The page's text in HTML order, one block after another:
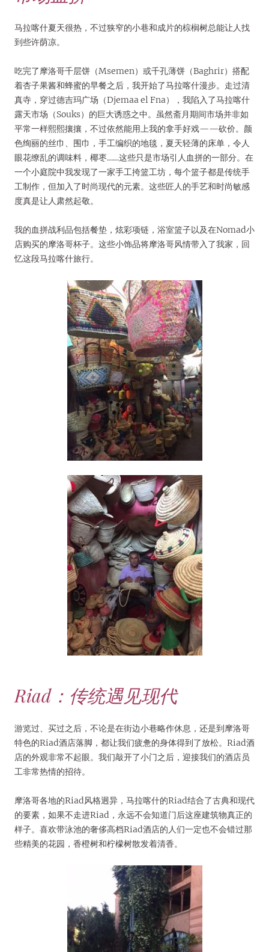
马拉喀什夏天很热，不过狭窄的小巷和成片的棕榈树总能让人找
到些许荫凉。
吃完了摩洛哥千层饼（Msemen）或千孔薄饼（Baghrir）搭配
着杏子果酱和蜂蜜的早餐之后，我开始了马拉喀什漫步。走过清
真寺，穿过德吉玛广场（Djemaa el Fna），我陷入了马拉喀什
露天市场（Souks）的巨大诱惑之中。虽然斋月期间市场并非如
平常一样熙熙攘攘，不过依然能用上我的拿手好戏——砍价。颜
色绚丽的丝巾、围巾，手工编织的地毯，夏天轻薄的床单，令人
眼花缭乱的调味料，椰枣……这些只是市场引人血拼的一部分。在
一个小庭院中我发现了一家手工挎篮工坊，每个篮子都是传统手
工制作，但加入了时尚现代的元素。这些匠人的手艺和时尚敏感
度真是让人肃然起敬。
我的血拼战利品包括餐垫，炫彩项链，浴室篮子以及在Nomad小
店购买的摩洛哥杯子。这些小饰品将摩洛哥风情带入了我家，回
忆这段马拉喀什旅行。
Riad：传统遇见现代
游览过、买过之后，不论是在街边小巷略作休息，还是到摩洛哥
特色的Riad酒店落脚，都让我们疲惫的身体得到了放松。Riad酒
店的外观非常不起眼。我们敲开了小门之后，迎接我们的酒店员
工非常热情的招待。
摩洛哥各地的Riad风格迥异，马拉喀什的Riad结合了古典和现代
的要素，如果不走进Riad，永远不会知道门后这座建筑物真正的
样子。喜欢带泳池的奢侈高档Riad酒店的人们一定也不会错过那
些精美的花园，香橙树和柠檬树散发着清香。